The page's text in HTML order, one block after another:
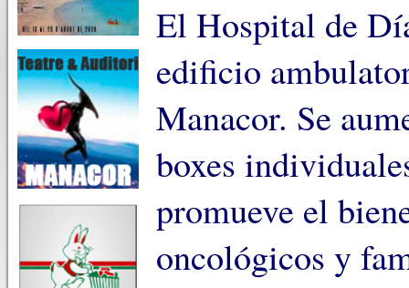
El Hospital de
edificio
Manacor. Se
boxes
promueve el
oncológicos y